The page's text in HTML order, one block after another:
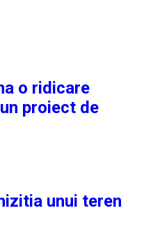
o ridicare
proiect de
unui teren